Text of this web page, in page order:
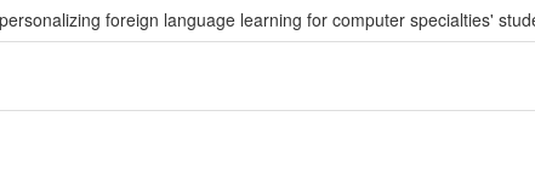
foreign language learning for computer specialties'